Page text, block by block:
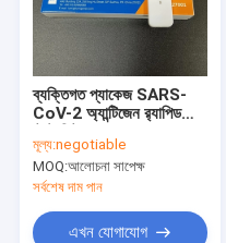
ব্যক্তিগত প্যাকেজ SARS-
CoV-2 অ্যান্টিজেন র‌্যাপিড
মূল্য:negotiable
MOQ:আলোচনা সাপেক্ষ
সর্বশেষ দাম পান
এখন যোগাযোগ